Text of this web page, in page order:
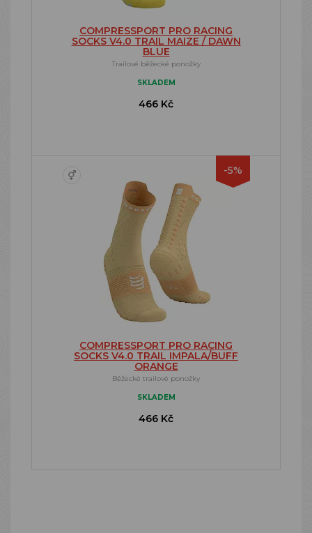
COMPRESSPORT PRO RACING
SOCKS V4.0 TRAIL MAIZE / DAWN
BLUE
Trailové běžecké ponožky
SKLADEM
466 Kč
-5%
COMPRESSPORT PRO RACING
SOCKS V4.0 TRAIL IMPALA/BUFF
ORANGE
Běžecké trailové ponožky
SKLADEM
466 Kč